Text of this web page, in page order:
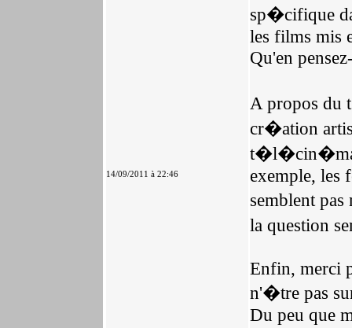
14/09/2011 à 22:46
sp�cifique
les films mis
Qu'en
A propos du
cr�ation
t�l�cin�ma
exemple, les
semblent
la question
Enfin, merci
n'�tre pas
Du peu que